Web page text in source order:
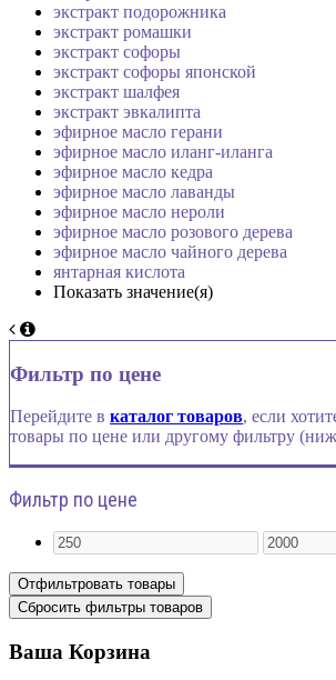
экстракт подорожника
экстракт ромашки
экстракт софоры
экстракт софоры японской
экстракт шалфея
экстракт эвкалипта
эфирное масло герани
эфирное масло иланг-иланга
эфирное масло кедра
эфирное масло лаванды
эфирное масло нероли
эфирное масло розового дерева
эфирное масло чайного дерева
янтарная кислота
Показать значение(я)
Фильтр по цене
Перейдите в каталог товаров, если
товары по цене или другому фильтру
Фильтр по цене
Ваша Корзина